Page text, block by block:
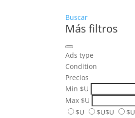
Buscar
Más filtros
Ads type
Condition
Precios
Min $U
Max $U
$U
$U$U